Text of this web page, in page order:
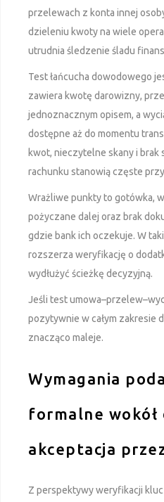
przelewach z konta innej
dzieleniu kwoty na wiele
utrudnia śledzenie śladu
Test łańcucha dowodowego
zawiera kwotę darowizny,
jednoznacznym opisem, a
dostępne aż do momentu
kwot, nieczytelne skany i brak
rachunku stanowią częste
Wrażliwe punkty to gotówka,
pożyczane dalej oraz brak
gdzie bank ich oczekuje. W
rozszerza weryfikację o
wydłużyć ścieżkę decyzyjną.
Jeśli test
pozytywnie w całym zakresie
znacząco maleje.
Wymagania
formalne wokół
akceptacja
Z perspektywy weryfikacji